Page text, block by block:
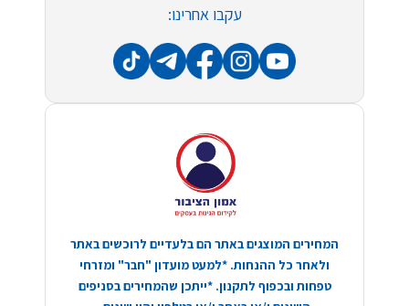
עקבו אחרינו:
המחירים המוצגים באתר הם בלעדיים לרוכשים באתר
ולאחר כל ההנחות. *למעט מועדון "חבר" ומזרחי
טפחות ובכפוף לתקנון. *ייתכן שהמחירים בסניפים